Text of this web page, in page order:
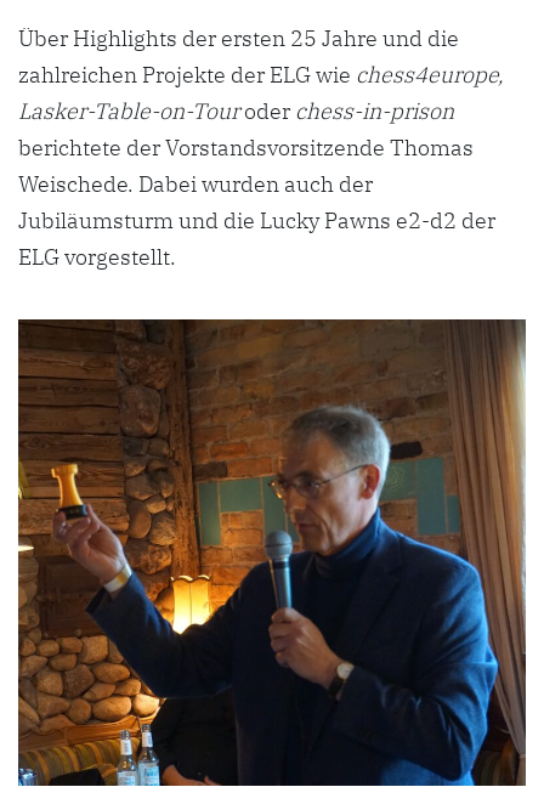
Über Highlights der ersten 25 Jahre und die
zahlreichen Projekte der ELG wie chess4europe,
Lasker-Table-on-Touroder chess-in-prison
berichtete der Vorstandsvorsitzende Thomas
Weischede. Dabei wurden auch der
Jubiläumsturm und die Lucky Pawns e2-d2 der
ELG vorgestellt.